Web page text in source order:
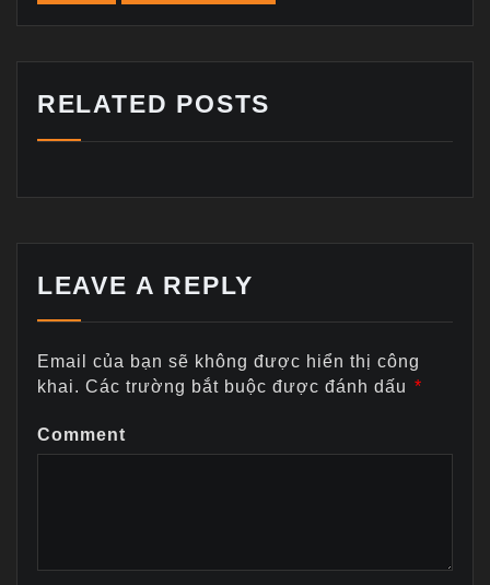
RELATED POSTS
LEAVE A REPLY
Email của bạn sẽ không được hiển thị công
khai. Các trường bắt buộc được đánh dấu *
Comment